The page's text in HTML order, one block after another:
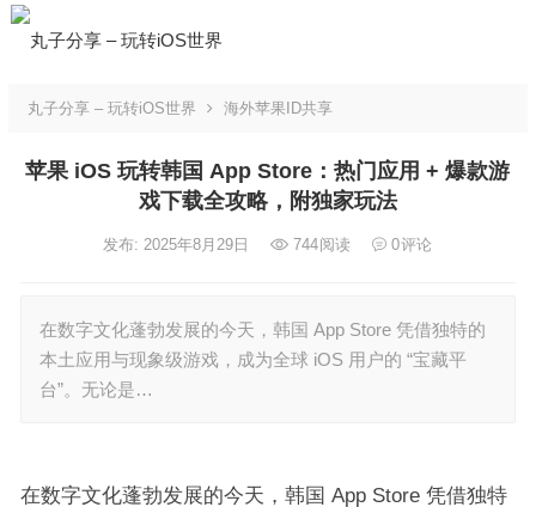
丸子分享 – 玩转iOS世界 海外苹果ID共享
苹果 iOS 玩转韩国 App Store：热门应用 + 爆款游
戏下载全攻略，附独家玩法
发布: 2025年8月29日 744阅读 0评论
在数字文化蓬勃发展的今天，韩国 App Store 凭借独特的
本土应用与现象级游戏，成为全球 iOS 用户的 “宝藏平
台”。无论是…
在数字文化蓬勃发展的今天，韩国 App Store 凭借独特